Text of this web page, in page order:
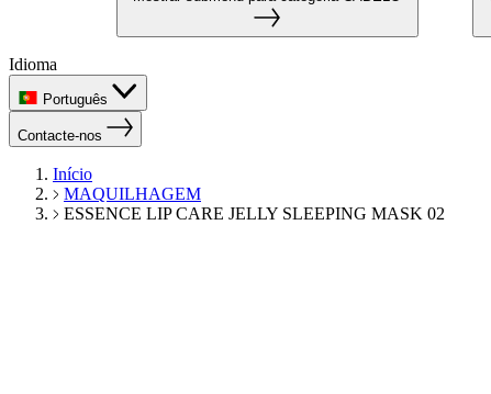
Idioma
Português
Contacte-nos
Início
MAQUILHAGEM
ESSENCE LIP CARE JELLY SLEEPING MASK 02